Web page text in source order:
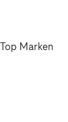
Top Marken